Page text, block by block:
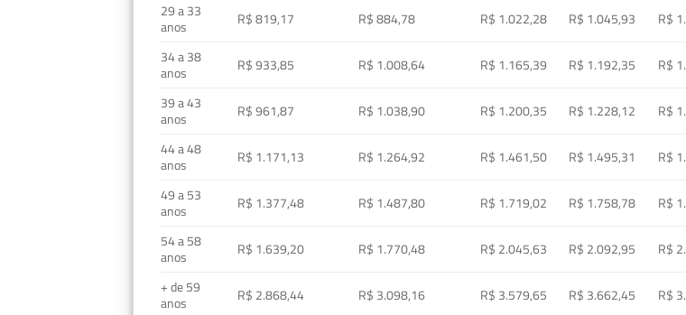
29 a 33
anos
R$ 819,17 R$ 884,78 R$ 1.022,28 R$ 1.045,93 R$
34 a 38
anos
R$ 933,85 R$ 1.008,64 R$ 1.165,39 R$ 1.192,35 R$
39 a 43
anos
R$ 961,87 R$ 1.038,90 R$ 1.200,35 R$ 1.228,12 R$
44 a 48
anos
R$ 1.171,13 R$ 1.264,92 R$ 1.461,50 R$ 1.495,31 R$
49 a 53
anos
R$ 1.377,48 R$ 1.487,80 R$ 1.719,02 R$ 1.758,78 R$
54 a 58
anos
R$ 1.639,20 R$ 1.770,48 R$ 2.045,63 R$ 2.092,95 R$
+ de 59
anos
R$ 2.868,44 R$ 3.098,16 R$ 3.579,65 R$ 3.662,45 R$